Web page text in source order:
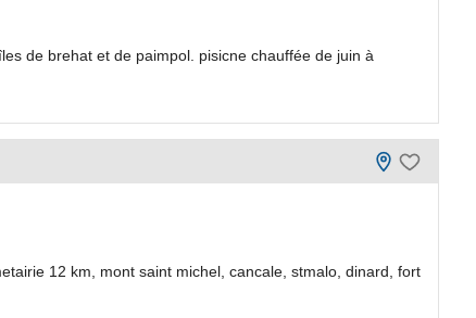
de brehat et de paimpol. pisicne chauffée de juin à
12 km, mont saint michel, cancale, stmalo, dinard, fort